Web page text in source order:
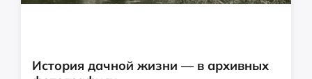
История дачной жизни — в архивных